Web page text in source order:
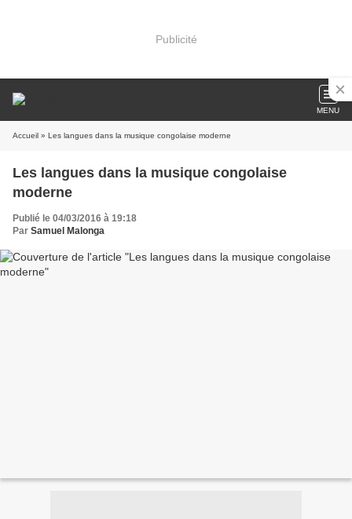
Publicité
MENU
Accueil » Les langues dans la musique congolaise moderne
Les langues dans la musique congolaise
moderne
Publié le 04/03/2016 à 19:18
Par Samuel Malonga